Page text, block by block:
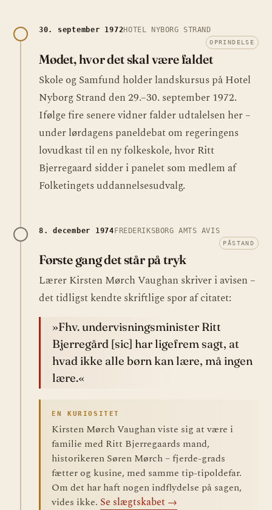
30. september 1972HOTEL NYBORG STRAND
OPRINDELSE
Mødet, hvor det skal være faldet
Skole og Samfund holder landskursus på Hotel
Nyborg Strand den 29.–30. september 1972.
Ifølge fire senere vidner falder udtalelsen her –
under lørdagens paneldebat om regeringens
lovudkast til en ny folkeskole, hvor Ritt
Bjerregaard sidder i panelet som medlem af
Folketingets uddannelsesudvalg.
8. december 1974FREDERIKSBORG AMTS AVIS
PÅSTAND
Første gang det står på tryk
Lærer Kirsten Mørch Vaughan skriver i avisen –
det tidligst kendte skriftlige spor af citatet:
»Fhv. undervisningsminister Ritt
Bjerregård [sic] har ligefrem sagt, at
hvad ikke alle børn kan lære, må ingen
lære.«
EN KURIOSITET
Kirsten Mørch Vaughan viste sig at være i
familie med Ritt Bjerregaards mand,
historikeren Søren Mørch – fjerde-grads
fætter og kusine, med samme tip-tipoldefar.
Om det har haft nogen indflydelse på sagen,
vides ikke. Se slægtskabet →